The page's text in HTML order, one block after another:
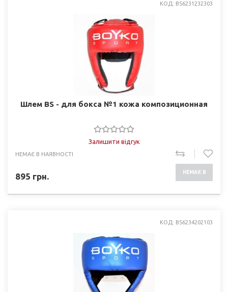
КОД: BS6231232303
Шлем BS - для бокса №1 кожа композиционная
Залишити відгук
НЕМАЄ В НАЯВНОСТІ
895 грн. НЕМАЄ В
КОД: BS6234202103